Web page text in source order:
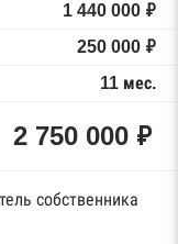
1 440 000 ₽
250 000 ₽
11 мес.
2 750 000 ₽
собственника